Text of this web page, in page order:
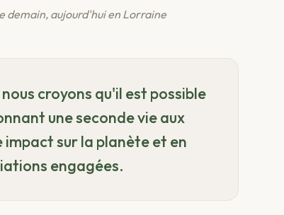
demain, aujourd'hui en Lorraine
nous croyons qu'il est possible
une seconde vie aux
sur la planète et en
engagées.